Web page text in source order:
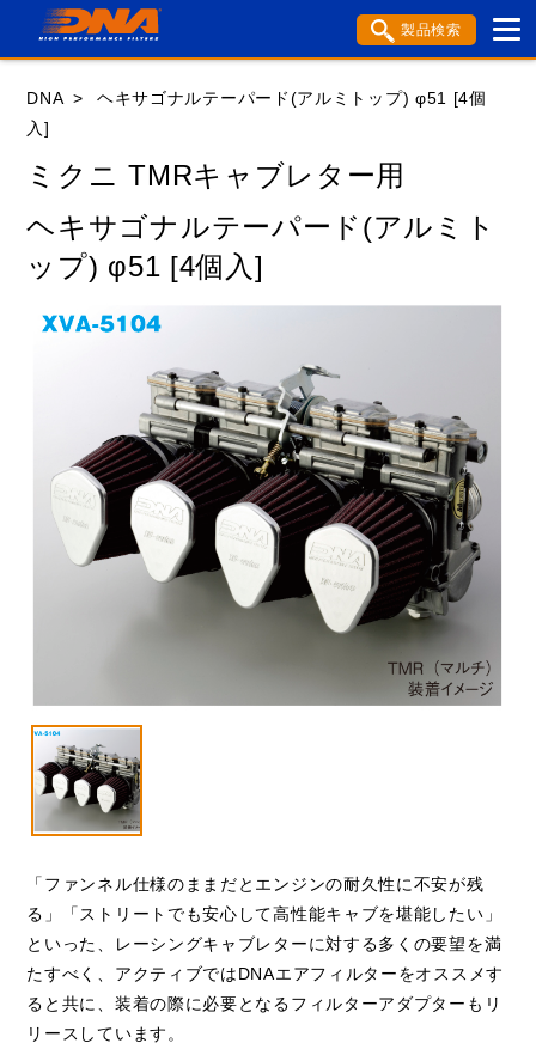
製品検索
HONDA YAMAHA SUZUKI
KAWASAKI APRILIA
BSA BUELL
HARLEY DAVIDSON
HUSABERG HUSQVANA KTM
MOTO GUZZI MV AGUSTA
ROYAL ENFIELD TM TRIUMPH
VESPA
DNA
ヘキサゴナルテーパード(アルミトップ) φ51 [4個
入]
ミクニ TMRキャブレター用
ヘキサゴナルテーパード(アルミト
ップ) φ51 [4個入]
「ファンネル仕様のままだとエンジンの耐久性に不安が残
る」「ストリートでも安心して高性能キャブを堪能したい」
といった、レーシングキャブレターに対する多くの要望を満
たすべく、アクティブではDNAエアフィルターをオススメす
ると共に、装着の際に必要となるフィルターアダプターもリ
リースしています。